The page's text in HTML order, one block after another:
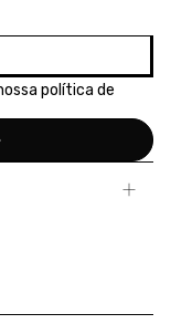
política de